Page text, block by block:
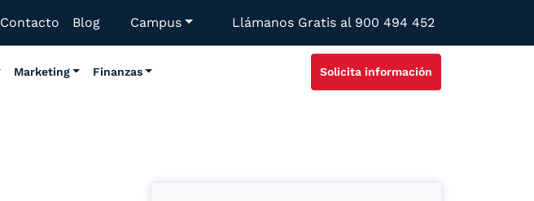
Contacto Blog Campus Llámanos Gratis al 900 494 452
Marketing Finanzas Solicita información